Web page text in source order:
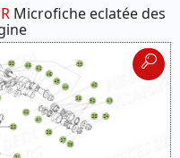
Microfiche eclatée des